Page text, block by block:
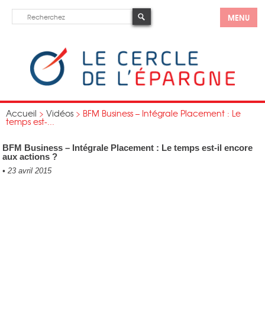
MENU
Accueil > Vidéos > BFM Business – Intégrale Placement : Le
temps est-...
BFM Business – Intégrale Placement : Le temps est-il encore
aux actions ?
• 23 avril 2015